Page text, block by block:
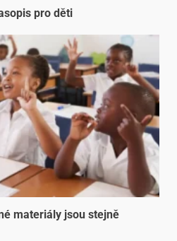
pro děti
materiály jsou stejně